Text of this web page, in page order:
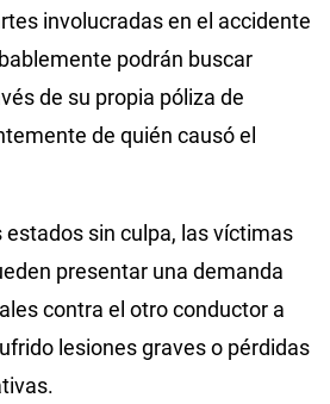
involucradas en el accidente
podrán buscar
de su propia póliza de
de quién causó el
estados sin culpa, las víctimas
presentar una demanda
contra el otro conductor a
lesiones graves o pérdidas